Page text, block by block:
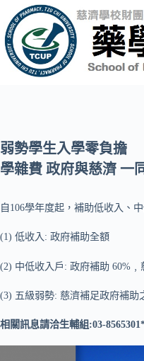
至
主
要
弱勢學生入學零負擔
學雜費 政府與慈濟 一
自106學年度起，補助低收入、
(1) 低收入: 政府補助全額
(2) 中低收入戶: 政府補助 60%﹐
(3) 五級弱勢: 慈濟補足政府補助
相關訊息請洽生輔組:03-